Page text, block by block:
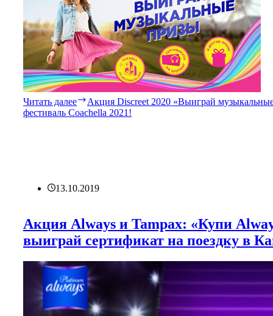
Читать далее
Акция Discreet 2020 «Выиграй
фестиваль Coachella 2021!
13.10.2019
Акция Always и Tampax: «Купи
выиграй сертификат на поездку в